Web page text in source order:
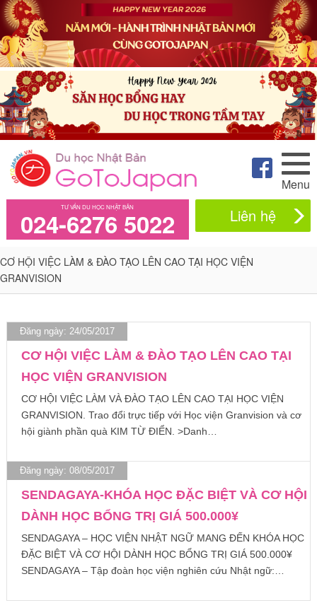
Menu
TƯ VẤN DU HỌC NHẬT BẢN
024-6276 5022 Liên hệ
CƠ HỘI VIỆC LÀM & ĐÀO TẠO LÊN CAO TẠI HỌC VIỆN
GRANVISION
Đăng ngày: 24/05/2017
CƠ HỘI VIỆC LÀM & ĐÀO TẠO LÊN CAO TẠI
HỌC VIỆN GRANVISION
CƠ HỘI VIỆC LÀM VÀ ĐÀO TẠO LÊN CAO TẠI HỌC VIỆN
GRANVISION. Trao đổi trực tiếp với Học viện Granvision và cơ
hội giành phần quà KIM TỪ ĐIỂN. >Danh…
Đăng ngày: 08/05/2017
SENDAGAYA-KHÓA HỌC ĐẶC BIỆT VÀ CƠ HỘI
DÀNH HỌC BỔNG TRỊ GIÁ 500.000¥
SENDAGAYA – HỌC VIỆN NHẬT NGỮ MANG ĐẾN KHÓA HỌC
ĐẶC BIỆT VÀ CƠ HỘI DÀNH HỌC BỔNG TRỊ GIÁ 500.000¥
SENDAGAYA – Tập đoàn học viện nghiên cứu Nhật ngữ:…